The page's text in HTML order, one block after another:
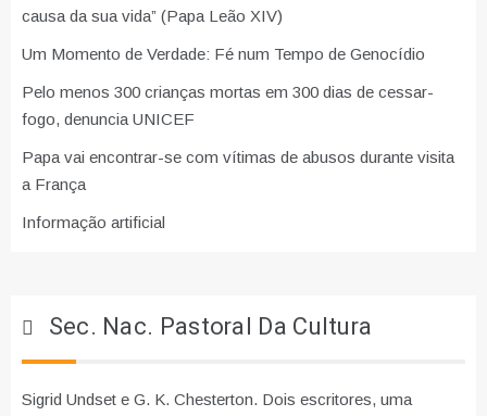
causa da sua vida” (Papa Leão XIV)
Um Momento de Verdade: Fé num Tempo de Genocídio
Pelo menos 300 crianças mortas em 300 dias de cessar-
fogo, denuncia UNICEF
Papa vai encontrar-se com vítimas de abusos durante visita
a França
Informação artificial
Sec. Nac. Pastoral Da Cultura
Sigrid Undset e G. K. Chesterton. Dois escritores, uma